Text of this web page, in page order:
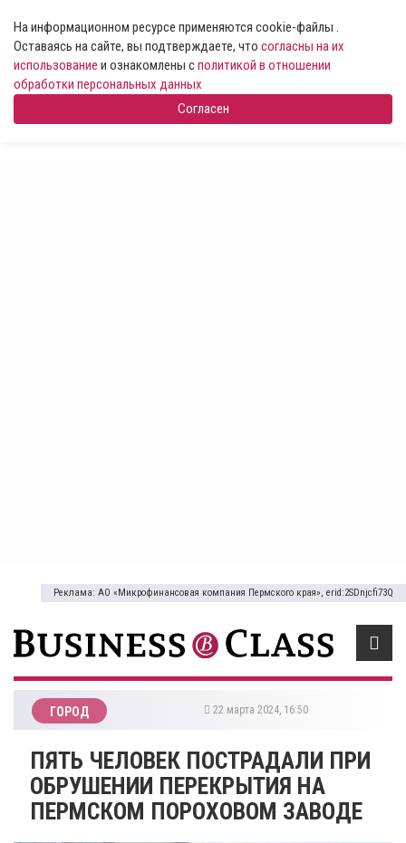
На информационном ресурсе применяются cookie-файлы .
Оставаясь на сайте, вы подтверждаете, что согласны на их
использование и ознакомлены сполитикой в отношении
обработки персональных данных
Согласен
Реклама: АО «Микрофинансовая компания Пермского края», erid:2SDnjcfi73Q
ГОРОД 22 марта 2024, 16:50
​ПЯТЬ ЧЕЛОВЕК ПОСТРАДАЛИ ПРИ
ОБРУШЕНИИ ПЕРЕКРЫТИЯ НА
ПЕРМСКОМ ПОРОХОВОМ ЗАВОДЕ